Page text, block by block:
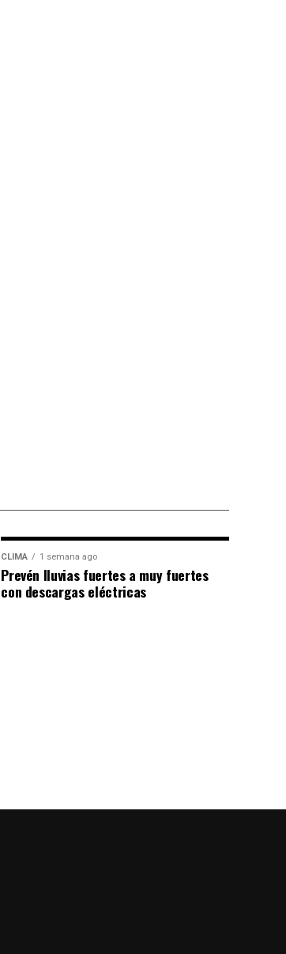
CLIMA 1 semana ago
Prevén lluvias fuertes a muy fuertes
con descargas eléctricas